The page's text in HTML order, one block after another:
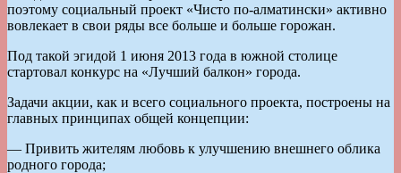
поэтому социальный проект «Чисто по-алматински» активно
вовлекает в свои ряды все больше и больше горожан.
Под такой эгидой 1 июня 2013 года в южной столице
стартовал конкурс на «Лучший балкон» города.
Задачи акции, как и всего социального проекта, построены на
главных принципах общей концепции:
— Привить жителям любовь к улучшению внешнего облика
родного города;